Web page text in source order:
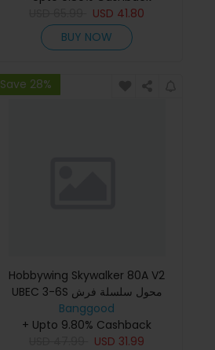
USD 41.80
BUY NOW
Save 28%
Hobbywing Skywalker 80A V2
UBEC 3-6S محول سلسلة فرش
بدون فرشات بطاقة BEC 5V/7A دعم
الفرامل العادية تحكم البرامج
للطائرات
Banggood
+ Upto 9.80% Cashback
USD 31.99